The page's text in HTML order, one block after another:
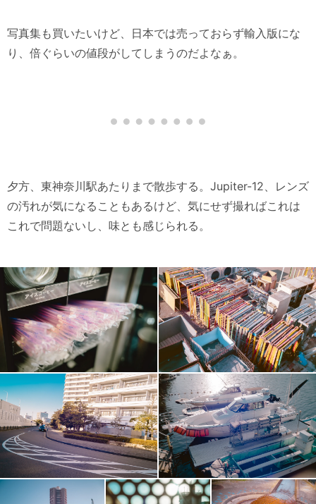
写真集も買いたいけど、日本では売っておらず輸入版にな
り、倍ぐらいの値段がしてしまうのだよなぁ。
夕方、東神奈川駅あたりまで散歩する。Jupiter-12、レンズ
の汚れが気になることもあるけど、気にせず撮ればこれは
これで問題ないし、味とも感じられる。